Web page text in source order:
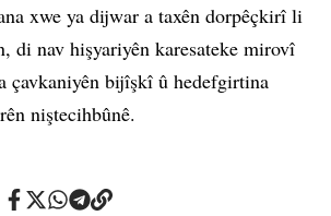
xwe ya dijwar a taxên dorpêçkirî li
di nav hişyariyên karesateke mirovî
çavkaniyên bijîşkî û hedefgirtina
niştecihbûnê.